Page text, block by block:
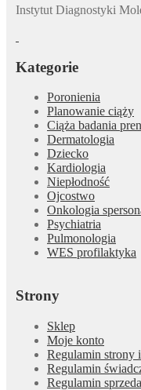
Instytut Diagnostyki
Kategorie
Poronienia
Planowanie ciąży
Ciąża badania
Dermatologia
Dziecko
Kardiologia
Niepłodność
Ojcostwo
Onkologia
Psychiatria
Pulmonologia
WES profilaktyka
Strony
Sklep
Moje konto
Regulamin strony
Regulamin
Regulamin